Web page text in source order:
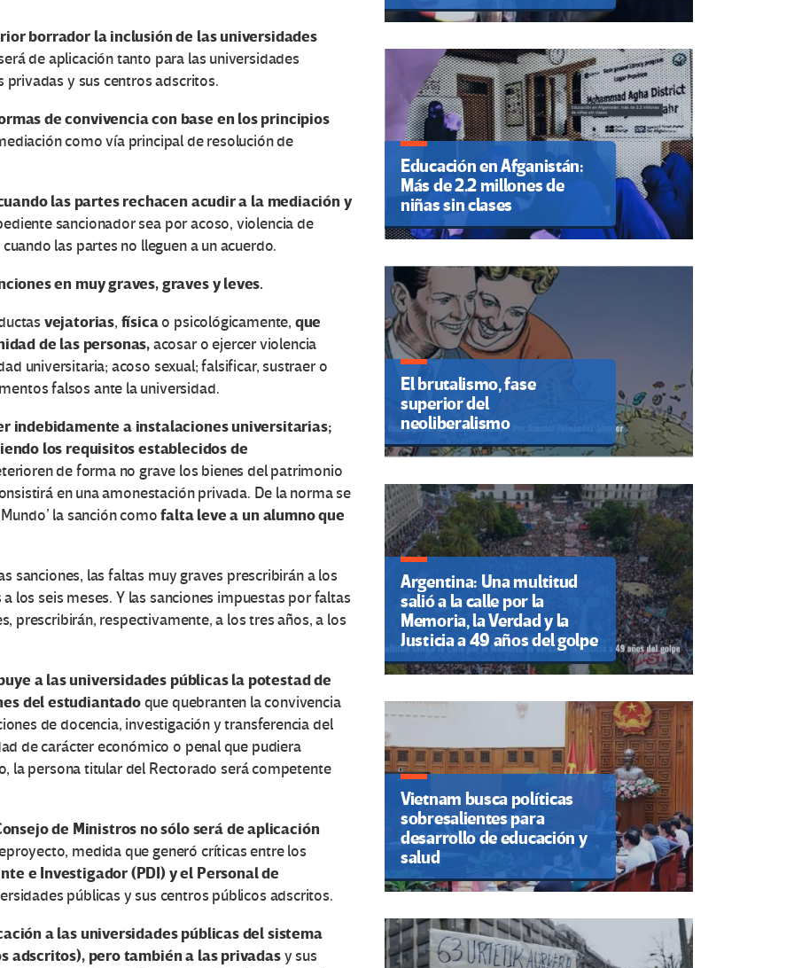
borrador la inclusión de las universidades
de aplicación tanto para las universidades
privadas y sus centros adscritos.
de convivencia con base en los principios
como vía principal de resolución de
las partes rechacen acudir a la mediación y
sancionador sea por acoso, violencia de
las partes no lleguen a un acuerdo.
en muy graves, graves y leves.
vejatorias, físicao psicológicamente, que
de las personas,acosar o ejercer violencia
universitaria; acoso sexual; falsificar, sustraer o
falsos ante la universidad.
indebidamente a instalaciones universitarias;
los requisitos establecidos de
de forma no grave los bienes del patrimonio
en una amonestación privada. De la norma se
la sanción comofalta leve a un alumno que
sanciones, las faltas muy graves prescribirán a los
los seis meses. Y las sanciones impuestas por faltas
prescribirán, respectivamente, a los tres años, a los
a las universidades públicas la potestad de
del estudiantadoque quebranten la convivencia
de docencia, investigación y transferencia del
de carácter económico o penal que pudiera
la persona titular del Rectorado será competente
de Ministros no sólo será de aplicación
medida que generó críticas entre los
e Investigador (PDI) y el Personal de
públicas y sus centros públicos adscritos.
a las universidades públicas del sistema
adscritos), pero también a las privadasy sus
Educación en Afganistán:
Más de 2.2 millones de
niñas sin clases
El brutalismo, fase
superior del
neoliberalismo
Argentina: Una multitud
salió a la calle por la
Memoria, la Verdad y la
Justicia a 49 años del golpe
Vietnam busca políticas
sobresalientes para
desarrollo de educación y
salud